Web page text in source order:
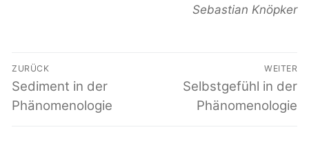
Sebastian Knöpker
Beitragsnavigation
ZURÜCK
Vorheriger
Beitrag:
Sediment in der
Phänomenologie
WEITER
Nächster
Beitrag:
Selbstgefühl in der
Phänomenologie